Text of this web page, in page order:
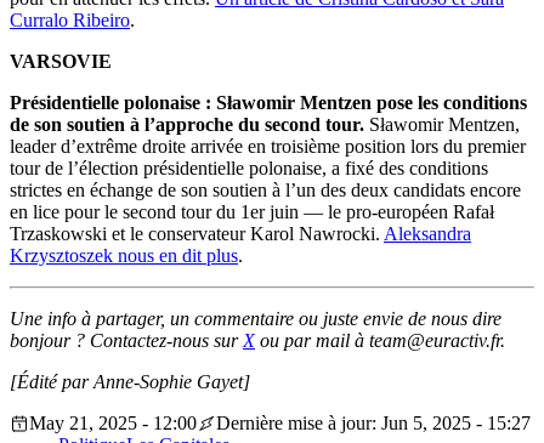
Curralo Ribeiro.
VARSOVIE
Présidentielle polonaise : Sławomir Mentzen pose les conditions
de son soutien à l’approche du second tour. Sławomir Mentzen,
leader d’extrême droite arrivée en troisième position lors du premier
tour de l’élection présidentielle polonaise, a fixé des conditions
strictes en échange de son soutien à l’un des deux candidats encore
en lice pour le second tour du 1er juin — le pro-européen Rafał
Trzaskowski et le conservateur Karol Nawrocki. Aleksandra
Krzysztoszek nous en dit plus.
Une info à partager, un commentaire ou juste envie de nous dire
bonjour ? Contactez-nous sur Xou par mail à team@euractiv.fr.
[Édité par Anne-Sophie Gayet]
May 21, 2025 - 12:00
Dernière mise à jour: Jun 5, 2025 - 15:27